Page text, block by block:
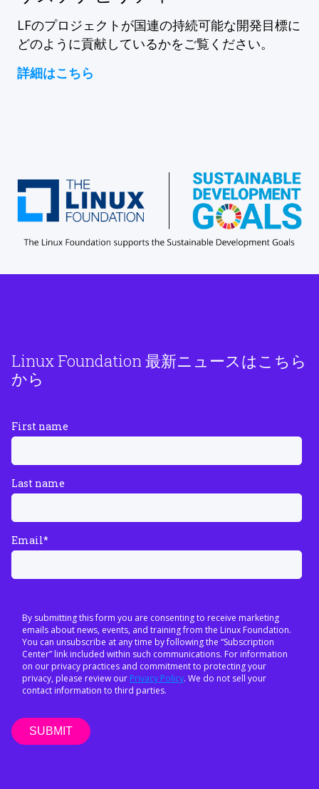
LFのプロジェクトが国連の持続可能な開発目標に
どのように貢献しているかをご覧ください。
詳細はこちら
Linux Foundation 最新ニュースはこちら
から
First name
Last name
Email*
By submitting this form you are consenting to receive marketing
emails about news, events, and training from the Linux Foundation.
You can unsubscribe at any time by following the “Subscription
Center” link included within such communications. For information
on our privacy practices and commitment to protecting your
privacy, please review our Privacy Policy. We do not sell your
contact information to third parties.